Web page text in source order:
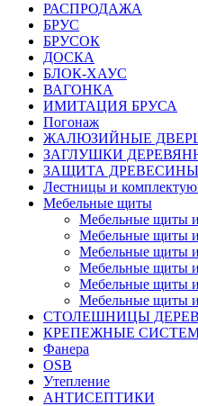
РАСПРОДАЖА
БРУС
БРУСОК
ДОСКА
БЛОК-ХАУС
ВАГОНКА
ИМИТАЦИЯ БРУСА
Погонаж
ЖАЛЮЗИЙНЫЕ
ЗАГЛУШКИ
ЗАЩИТА ДРЕВЕСИНЫ
Лестницы и
Мебельные щиты
Мебельные щиты
Мебельные щиты
Мебельные щиты
Мебельные щиты
Мебельные щиты
Мебельные щиты
СТОЛЕШНИЦЫ
КРЕПЕЖНЫЕ
Фанера
OSB
Утепление
АНТИСЕПТИКИ